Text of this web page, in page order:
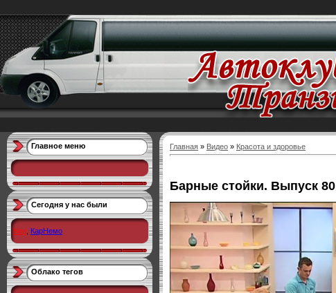
Главное меню
Сегодня у нас были
Кен КарНемо
Облако тегов
Главная » Видео » Красота и здоровье
Барные стойки. Выпуск 80